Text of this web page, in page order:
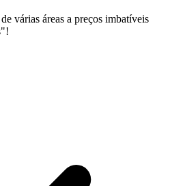
várias áreas a preços imbatíveis